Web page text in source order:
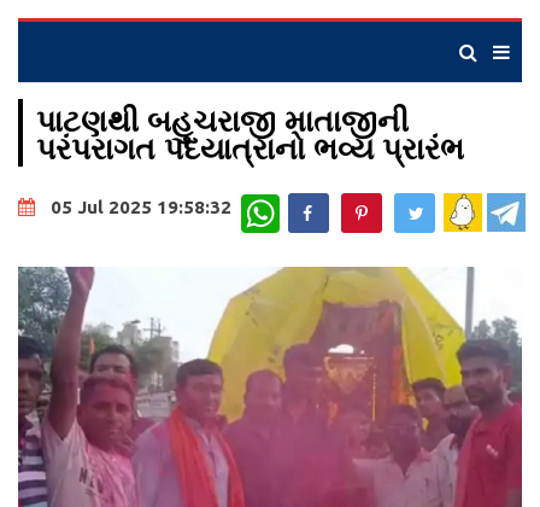
પાટણથી બહુચરાજી માતાજીની
પરંપરાગત પદયાત્રાનો ભવ્ય પ્રારંભ
05 Jul 2025 19:58:32 WhatsApp